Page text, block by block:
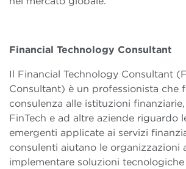
Financial Technology Consultant
Il Financial Technology Consultant
Consultant) è un professionista che
consulenza alle istituzioni
FinTech e ad altre aziende riguardo
emergenti applicate ai servizi
consulenti aiutano le organizzazioni
implementare soluzioni